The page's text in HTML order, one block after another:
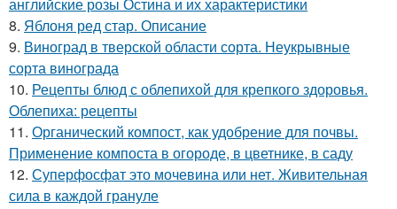
английские розы Остина и их характеристики
8. Яблоня ред стар. Описание
9. Виноград в тверской области сорта. Неукрывные
сорта винограда
10. Рецепты блюд с облепихой для крепкого здоровья.
Облепиха: рецепты
11. Органический компост, как удобрение для почвы.
Применение компоста в огороде, в цветнике, в саду
12. Суперфосфат это мочевина или нет. Живительная
сила в каждой грануле